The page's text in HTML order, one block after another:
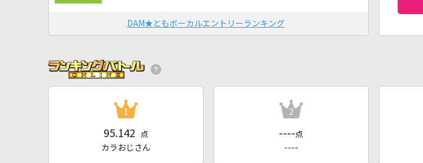
DAM★ともボーカルエントリーランキング
1
95.142
点
カラおじさん
2
---- 点
----